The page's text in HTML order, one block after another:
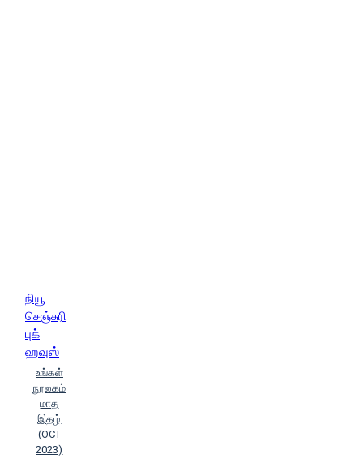
நியூ
செஞ்சுரி
புக்
ஹவுஸ்
உங்கள்
நூலகம்
மாத
இதழ்
(OCT
2023)